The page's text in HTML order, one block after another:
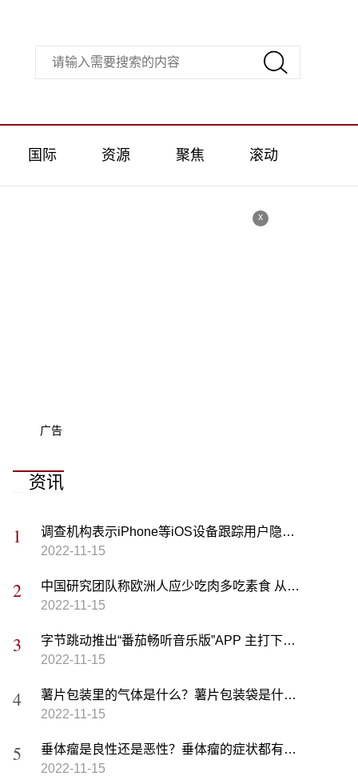
国际 资源 聚焦 滚动
x
广告
资讯
调查机构表示iPhone等iOS设备跟踪用户隐私数据 以此加大广告推送
2022-11-15
中国研究团队称欧洲人应少吃肉多吃素食 从而减轻全球粮食安全压力
2022-11-15
字节跳动推出“番茄畅听音乐版”APP 主打下沉市场且适合用户薅羊毛
2022-11-15
薯片包装里的气体是什么？薯片包装袋是什么材料？
2022-11-15
垂体瘤是良性还是恶性？垂体瘤的症状都有哪些？
2022-11-15